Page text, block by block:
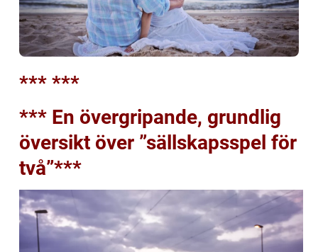
*** ***
*** En övergripande, grundlig
översikt över ”sällskapsspel för
två”***